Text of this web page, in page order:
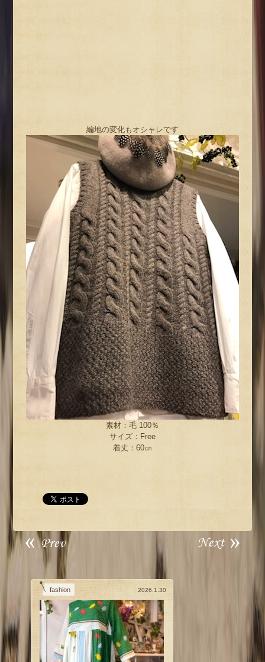
編地の変化もオシャレです
素材：毛 100％
サイズ：Free
着丈：60㎝
fashion 2026.1.30